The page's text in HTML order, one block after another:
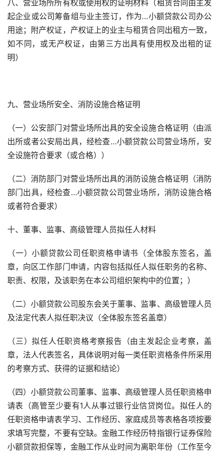
八、营业场所所有权或使用权的证明材料（租赁合同由主发
起企业或公司筹备组与业主签订，作为…小额贷款公司办公
用途；附产权证，产权证上的业主与租赁合同出租方一致，
如不同，或无产权证，由第三方出具有使用权及出租的证
明）
九、营业场所安全、消防设施合格证明
（一）公安部门对营业场所出具的安全设施合格证明（由派
出所或者公安局出具，经检查…小额贷款公司营业场所，安
全设施符合要求（或合格））
（二）消防部门对营业场所出具的消防设施合格证明（消防
部门出具，经检查…小额贷款公司营业场所，消防设施合格
或者符合要求）
十、董事、监事、高级管理人员拟任人材料
（一）小额贷款公司任职资格申请书（全体股东签名，盖
章，向区工作部门申请，内容包括拟任人拟任职务的名称、
职责、权限，及该职务在本公司组织架构中的位置；）
（二）小额贷款公司股东会关于董事、监事、高级管理人员
及法定代表人拟任职决议（全体股东签名盖章）
（三）拟任人任职资格考察报告（由主发起企业考察，盖
章，法人代表签名，具体说明对每一类任职资格条件所采用
的考察方式、获得的证据和结论）
（四）小额贷款公司董事、监事、高级管理人员任职资格申
请表（高管至少要有1人从事过银行业信贷岗位。拟任人的
任职资格申请表学习、工作经历、家庭成员等表格各项按要
求填写完整，不要有空缺。金融工作经历特指银行证券保险
小额贷款担保等，金融工作从业时间为离职年份（工作至今